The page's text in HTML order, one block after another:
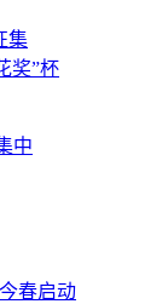
集
奖”杯
中
春启动